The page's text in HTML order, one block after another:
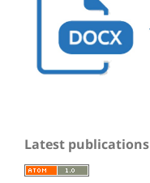
Latest publications